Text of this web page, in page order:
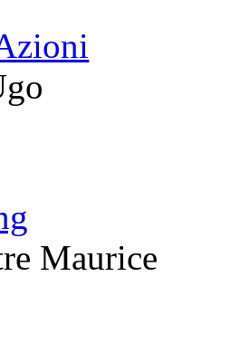
Maurice